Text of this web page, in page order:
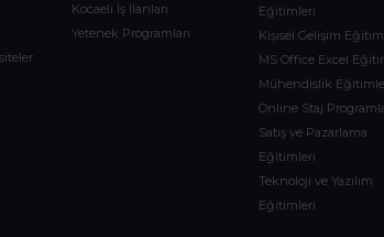
Kocaeli İş İlanları
Yetenek Programları
Eğitimleri
Kişisel Gelişim
MS Office Excel
Mühendislik
Online Staj
Satış ve Pazarlama
Eğitimleri
Teknoloji ve Yazılım
Eğitimleri